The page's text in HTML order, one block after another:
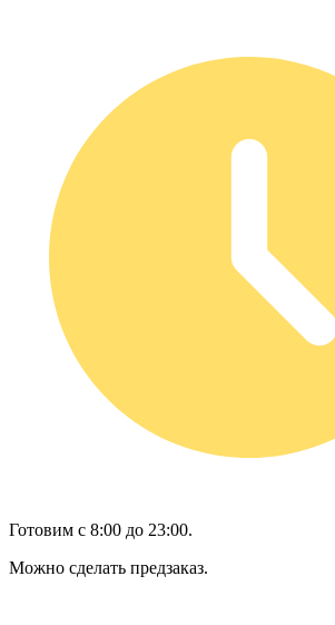
Готовим с 8:00 до 23:00.
Можно сделать предзаказ.